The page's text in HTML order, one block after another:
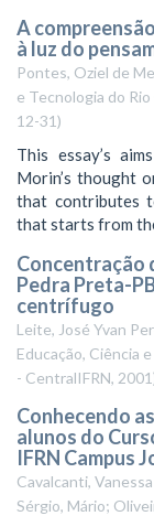
A
à luz do
Pontes, Oziel de
e Tecnologia do
12-31)
This essay’s
Morin’s thought
that contributes
that starts from
Concentração
Pedra Preta-
centrífugo
Leite, José Yvan
Educação, Ciência
- CentralIFRN, 2001
Conhecendo
alunos do
IFRN Campus
Cavalcanti,
Sérgio, Mário;